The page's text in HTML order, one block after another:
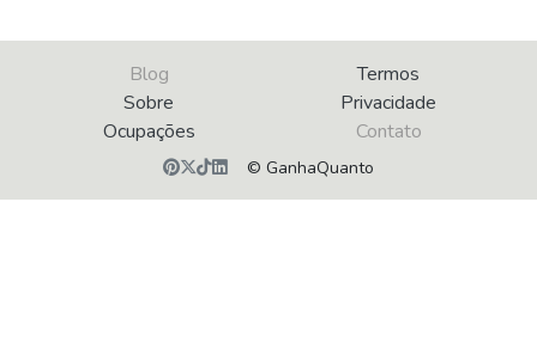
© GanhaQuanto
Blog
Sobre
Ocupações
Termos
Privacidade
Contato